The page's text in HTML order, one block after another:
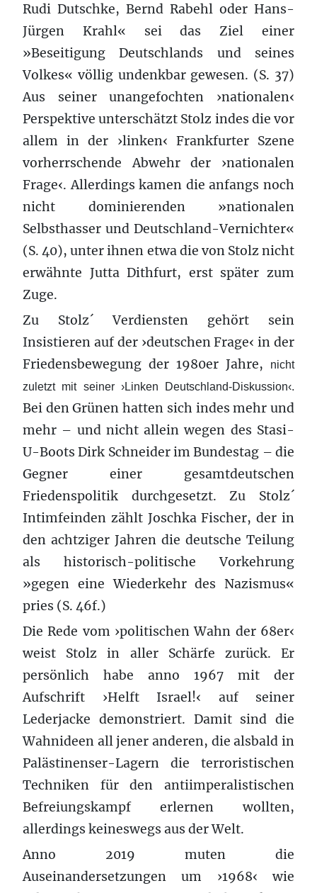
Rudi Dutschke, Bernd Rabehl oder Hans-
Jürgen Krahl« sei das Ziel einer
»Beseitigung Deutschlands und seines
Volkes« völlig undenkbar gewesen. (S. 37)
Aus seiner unangefochten ›nationalen‹
Perspektive unterschätzt Stolz indes die vor
allem in der ›linken‹ Frankfurter Szene
vorherrschende Abwehr der ›nationalen
Frage‹. Allerdings kamen die anfangs noch
nicht dominierenden »nationalen
Selbsthasser und Deutschland-Vernichter«
(S. 40), unter ihnen etwa die von Stolz nicht
erwähnte Jutta Dithfurt, erst später zum
Zuge.
Zu Stolz´ Verdiensten gehört sein
Insistieren auf der ›deutschen Frage‹ in der
Friedensbewegung der 1980er Jahre, nicht
zuletzt mit seiner ›Linken Deutschland-Diskussion‹.
Bei den Grünen hatten sich indes mehr und
mehr – und nicht allein wegen des Stasi-
U-Boots Dirk Schneider im Bundestag – die
Gegner einer gesamtdeutschen
Friedenspolitik durchgesetzt. Zu Stolz´
Intimfeinden zählt Joschka Fischer, der in
den achtziger Jahren die deutsche Teilung
als historisch-politische Vorkehrung
»gegen eine Wiederkehr des Nazismus«
pries (S. 46f.)
Die Rede vom ›politischen Wahn der 68er‹
weist Stolz in aller Schärfe zurück. Er
persönlich habe anno 1967 mit der
Aufschrift ›Helft Israel!‹ auf seiner
Lederjacke demonstriert. Damit sind die
Wahnideen all jener anderen, die alsbald in
Palästinenser-Lagern die terroristischen
Techniken für den antiimperalistischen
Befreiungskampf erlernen wollten,
allerdings keineswegs aus der Welt.
Anno 2019 muten die
Auseinandersetzungen um ›1968‹ wie